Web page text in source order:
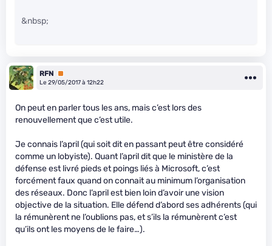
&nbsp;
RFN
Premium
Le 29/05/2017 à 12h22
On peut en parler tous les ans, mais c’est lors des
renouvellement que c’est utile.
Je connais l’april (qui soit dit en passant peut être considéré
comme un lobyiste). Quant l’april dit que le ministère de la
défense est livré pieds et poings liés à Microsoft, c’est
forcément faux quand on connait au minimum l’organisation
des réseaux. Donc l’april est bien loin d’avoir une vision
objective de la situation. Elle défend d’abord ses adhérents (qui
la rémunèrent ne l’oublions pas, et s’ils la rémunèrent c’est
qu’ils ont les moyens de le faire…).